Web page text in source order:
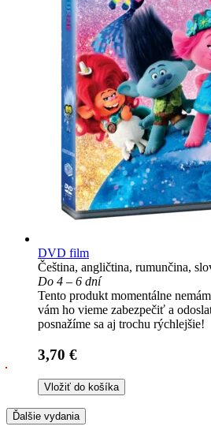
DVD film
Čeština, angličtina, rumunčina,
Do 4 – 6 dní
Tento produkt momentálne
vám ho vieme zabezpečiť a
posnažíme sa aj trochu rýchlejšie!
3,70 €
Vložiť do košíka
Ďalšie vydania